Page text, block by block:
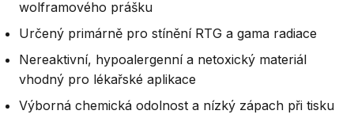
wolframového prášku
Určený primárně pro stínění RTG a gama radiace
Nereaktivní, hypoalergenní a netoxický materiál
vhodný pro lékařské aplikace
Výborná chemická odolnost a nízký zápach při tisku